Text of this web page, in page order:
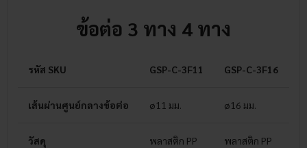
ข้อต่อ 3 ทาง 4 ทาง
รหัส SKU GSP-C-3F11 GSP-C-3F16
เส้นผ่านศูนย์กลางข้อต่อ ø11 มม. ø16 มม.
วัสดุ พลาสติก PP พลาสติก PP